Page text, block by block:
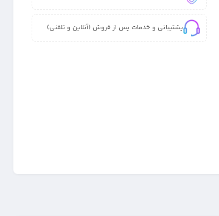
پشتیبانی و خدمات پس از فروش (آنلاین و تلفنی)